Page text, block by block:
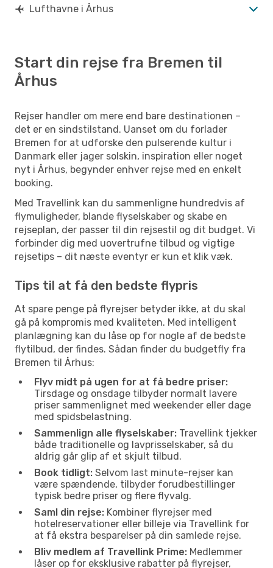
Lufthavne i Århus
Start din rejse fra Bremen til
Århus
Rejser handler om mere end bare destinationen –
det er en sindstilstand. Uanset om du forlader
Bremen for at udforske den pulserende kultur i
Danmark eller jager solskin, inspiration eller noget
nyt i Århus, begynder enhver rejse med en enkelt
booking.
Med Travellink kan du sammenligne hundredvis af
flymuligheder, blande flyselskaber og skabe en
rejseplan, der passer til din rejsestil og dit budget. Vi
forbinder dig med uovertrufne tilbud og vigtige
rejsetips – dit næste eventyr er kun et klik væk.
Tips til at få den bedste flypris
At spare penge på flyrejser betyder ikke, at du skal
gå på kompromis med kvaliteten. Med intelligent
planlægning kan du låse op for nogle af de bedste
flytilbud, der findes. Sådan finder du budgetfly fra
Bremen til Århus:
Flyv midt på ugen for at få bedre priser:
Tirsdage og onsdage tilbyder normalt lavere
priser sammenlignet med weekender eller dage
med spidsbelastning.
Sammenlign alle flyselskaber: Travellink tjekker
både traditionelle og lavprisselskaber, så du
aldrig går glip af et skjult tilbud.
Book tidligt: Selvom last minute-rejser kan
være spændende, tilbyder forudbestillinger
typisk bedre priser og flere flyvalg.
Saml din rejse: Kombiner flyrejser med
hotelreservationer eller billeje via Travellink for
at få ekstra besparelser på din samlede rejse.
Bliv medlem af Travellink Prime: Medlemmer
låser op for eksklusive rabatter på flyrejser,